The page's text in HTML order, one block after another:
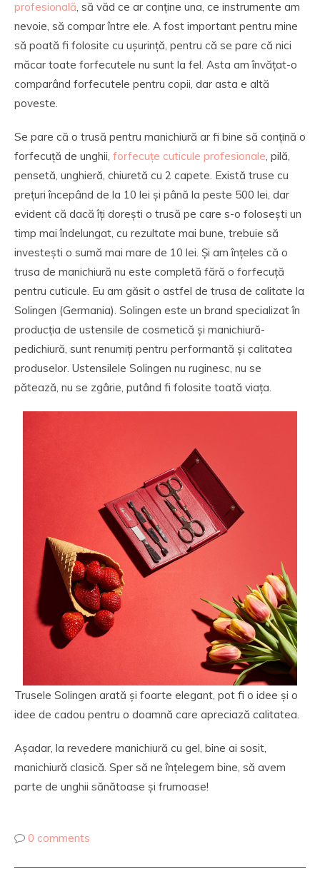
profesională , să văd ce ar conține una, ce instrumente am
nevoie, să compar între ele. A fost important pentru mine
să poată fi folosite cu ușurință, pentru că se pare că nici
măcar toate forfecutele nu sunt la fel. Asta am învățat-o
comparând forfecutele pentru copii, dar asta e altă
poveste.
Se pare că o trusă pentru manichiură ar fi bine să conțină o
forfecuță de unghii, forfecuțe cuticule profesionale , pilă,
pensetă, unghieră, chiuretă cu 2 capete. Există truse cu
prețuri începând de la 10 lei și până la peste 500 lei, dar
evident că dacă îți dorești o trusă pe care s-o folosești un
timp mai îndelungat, cu rezultate mai bune, trebuie să
investești o sumă mai mare de 10 lei. Și am înțeles că o
trusa de manichiură nu este completă fără o forfecuță
pentru cuticule. Eu am găsit o astfel de trusa de calitate la
Solingen (Germania). Solingen este un brand specializat în
producția de ustensile de cosmetică și manichiură-
pedichiură, sunt renumiți pentru performantă și calitatea
produselor. Ustensilele Solingen nu ruginesc, nu se
pătează, nu se zgârie, putând fi folosite toată viața.
Trusele Solingen arată și foarte elegant, pot fi o idee și o
idee de cadou pentru o doamnă care apreciază calitatea.
Așadar, la revedere manichiură cu gel, bine ai sosit,
manichiură clasică. Sper să ne înțelegem bine, să avem
parte de unghii sănătoase și frumoase!
0 comments